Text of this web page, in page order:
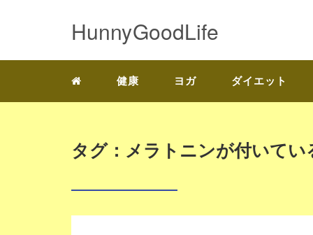
HunnyGoodLife
健康 ヨガ ダイエット
タグ：メラトニンが付いてい